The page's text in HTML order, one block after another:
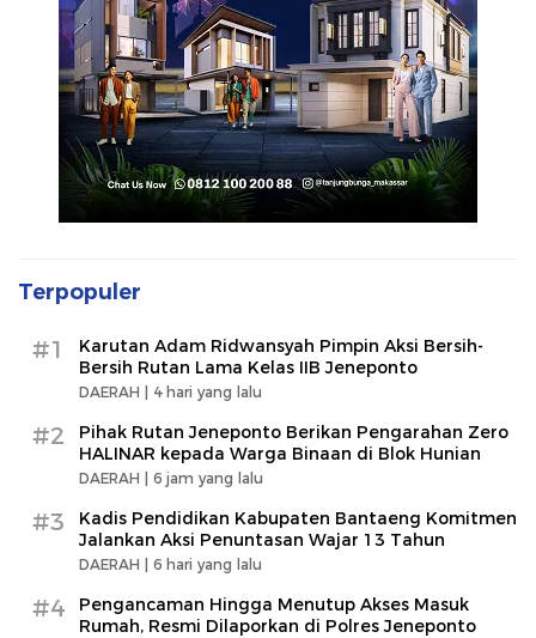
Terpopuler
#1
Karutan Adam Ridwansyah Pimpin Aksi Bersih-
Bersih Rutan Lama Kelas IIB Jeneponto
DAERAH | 4 hari yang lalu
#2
Pihak Rutan Jeneponto Berikan Pengarahan Zero
HALINAR kepada Warga Binaan di Blok Hunian
DAERAH | 6 jam yang lalu
#3
Kadis Pendidikan Kabupaten Bantaeng Komitmen
Jalankan Aksi Penuntasan Wajar 13 Tahun
DAERAH | 6 hari yang lalu
#4
Pengancaman Hingga Menutup Akses Masuk
Rumah, Resmi Dilaporkan di Polres Jeneponto